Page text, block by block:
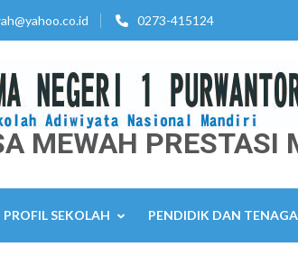
0273-415124
MEWAH PRESTASI
PROFIL SEKOLAH PENDIDIK DAN